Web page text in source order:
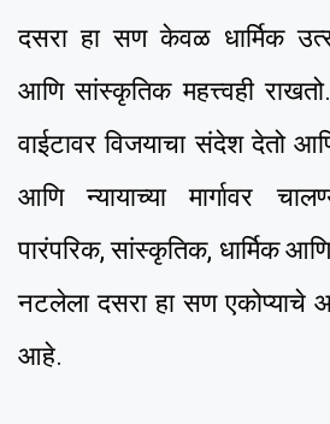
दसरा हा सण केवळ धार्मिक
आणि सांस्कृतिक महत्त्वही
वाईटावर विजयाचा संदेश देतो
आणि न्यायाच्या मार्गावर
पारंपरिक, सांस्कृतिक, धार्मिक
नटलेला दसरा हा सण एकोप्याचे
आहे.